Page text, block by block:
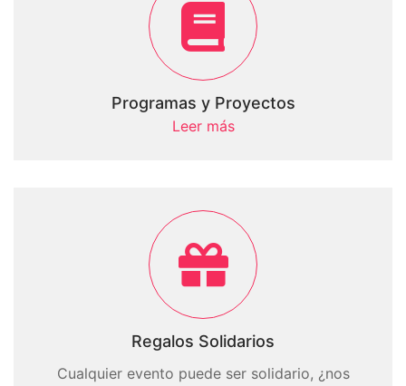
Programas y Proyectos
Leer más
Regalos Solidarios
Cualquier evento puede ser solidario, ¿nos